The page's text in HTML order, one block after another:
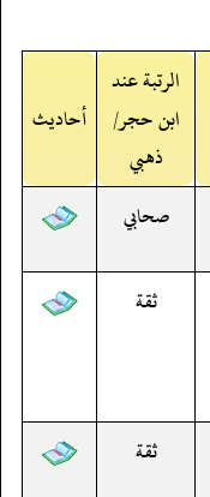
الرتبة عند
ابن حجر/
ذهبي
أحاديث
صحابي
ثقة
ثقة